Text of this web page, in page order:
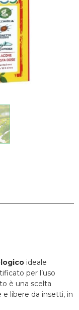
ideale
per l’uso
è una scelta
libere da insetti, in